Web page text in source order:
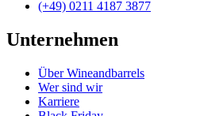
(+49) 0211 4187 3877
Unternehmen
Über Wineandbarrels
Wer sind wir
Karriere